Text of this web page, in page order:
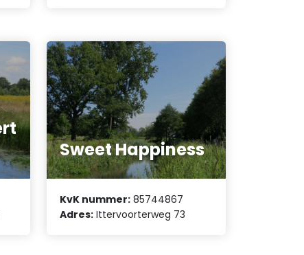
Sweet Happiness
KvK nummer: 85744867
Adres: Ittervoorterweg 73